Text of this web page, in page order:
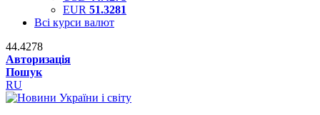
EUR 51.3281
Всі курси валют
44.4278
Авторизація
Пошук
RU